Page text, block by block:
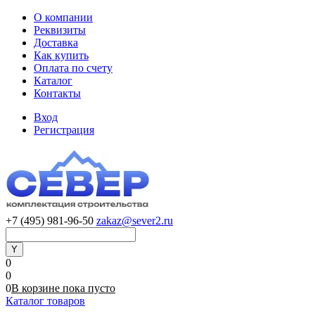
О компании
Реквизиты
Доставка
Как купить
Оплата по счету
Каталог
Контакты
Вход
Регистрация
+7 (495) 981-96-50 zakaz@sever2.ru
0
0
0В корзине пока пусто
Каталог товаров